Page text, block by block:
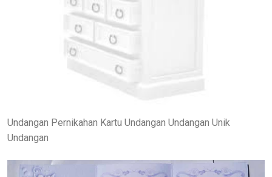
Undangan Pernikahan Kartu Undangan Undangan Unik
Undangan